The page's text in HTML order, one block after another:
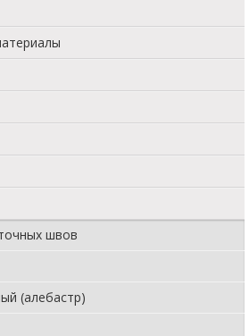
швов
(алебастр)